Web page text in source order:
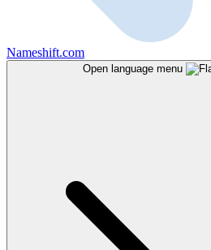
Nameshift.com
Open language menu